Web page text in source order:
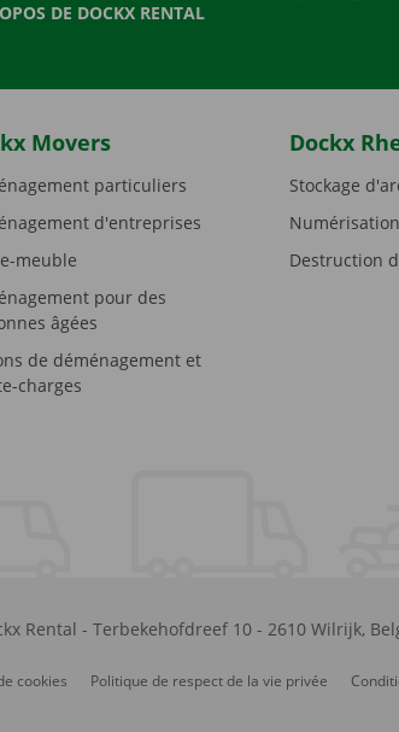
DE DOCKX RENTAL
Movers
particuliers
d'entreprises
meuble
pour des
âgées
de déménagement et
charges
Dockx
Stockage
Numérisation
Destruction
Rental - Terbekehofdreef 10- 2610 Wilrijk,
cookies Politique de respect de la vie privée